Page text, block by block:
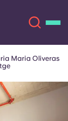
Maria Oliveras